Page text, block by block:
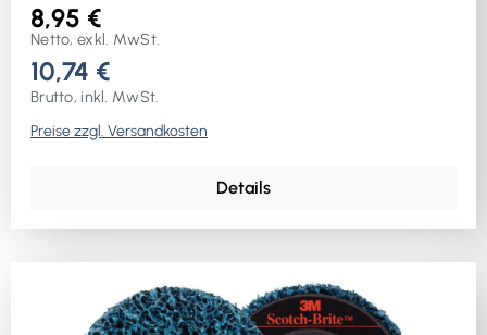
8,95 €
Netto, exkl. MwSt.
10,74 €
Brutto, inkl. MwSt.
Preise zzgl. Versandkosten
Details